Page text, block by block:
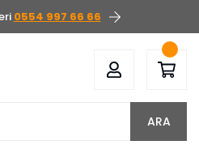
0554 997 66 66
ARA